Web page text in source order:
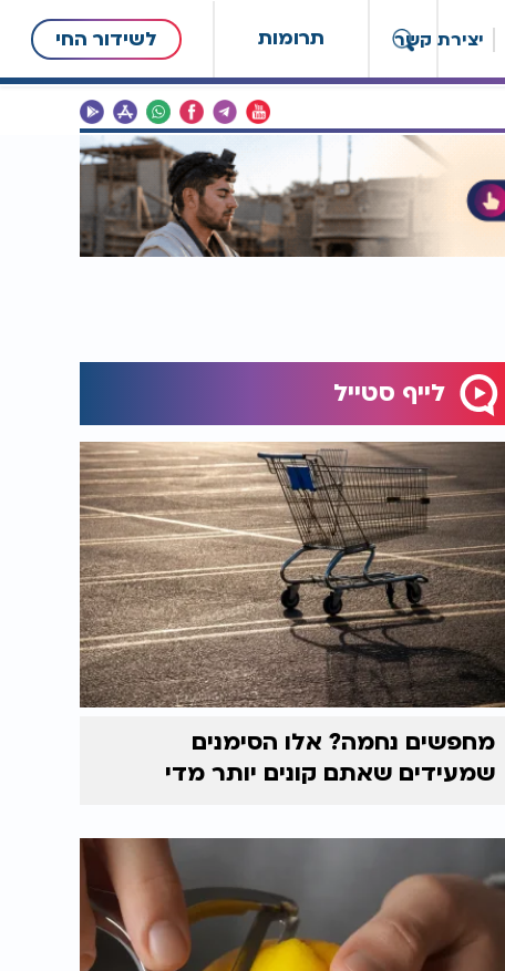
תרומות לשידור החי יצירת קשר
לייף סטייל
מחפשים נחמה? אלו הסימנים
שמעידים שאתם קונים יותר מדי